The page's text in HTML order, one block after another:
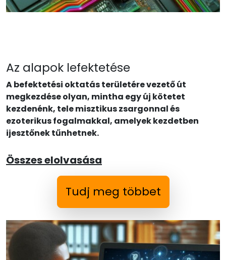
Az alapok lefektetése
A befektetési oktatás területére vezető út
megkezdése olyan, mintha egy új kötetet
kezdenénk, tele misztikus zsargonnal és
ezoterikus fogalmakkal, amelyek kezdetben
ijesztőnek tűnhetnek.
Összes elolvasása
Tudj meg többet